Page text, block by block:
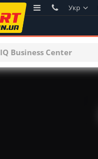
Укр
IQ Business Center